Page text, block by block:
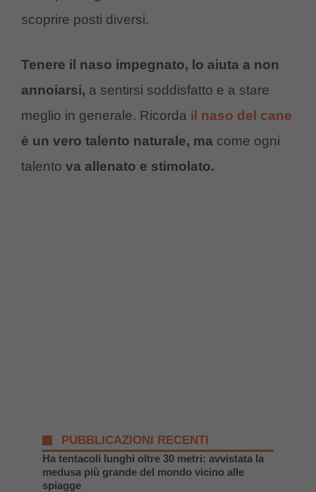
scoprire posti diversi.
Tenere il naso impegnato, lo aiuta a non
annoiarsi, a sentirsi soddisfatto e a stare
meglio in generale. Ricorda il naso del cane
è un vero talento naturale, ma come ogni
talento va allenato e stimolato.
PUBBLICAZIONI RECENTI
Ha tentacoli lunghi oltre 30 metri: avvistata la
medusa più grande del mondo vicino alle
spiagge